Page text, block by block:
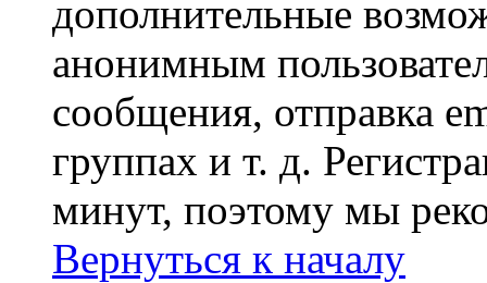
дополнительные
анонимным
сообщения, отправка
группах и т. д.
минут, поэтому мы
Вернуться к началу